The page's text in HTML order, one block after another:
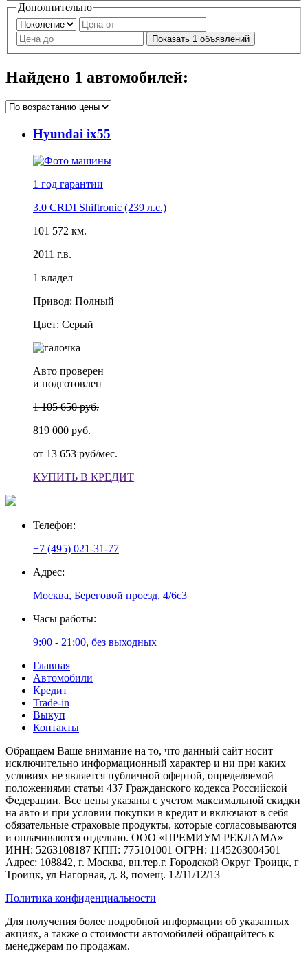
Дополнительно
Показать 1 объявлений
Найдено 1 автомобилей:
Hyundai ix55
1 год гарантии
3.0 CRDI Shiftronic (239 л.с.)
101 572 км.
2011 г.в.
1 владел
Привод: Полный
Цвет: Серый
Авто проверен
и подготовлен
1 105 650 руб.
819 000 руб.
от 13 653 руб/мес.
КУПИТЬ В КРЕДИТ
Телефон:
+7 (495) 021-31-77
Адрес:
Москва, Береговой проезд, 4/6с3
Часы работы:
9:00 - 21:00, без выходных
Главная
Автомобили
Кредит
Trade-in
Выкуп
Контакты
Обращаем Ваше внимание на то, что данный сайт носит
исключительно информационный характер и ни при каких
условиях не является публичной офертой, определяемой
положениями статьи 437 Гражданского кодекса Российской
Федерации. Все цены указаны с учетом максимальной скидки
на авто и при условии покупки в кредит и включают в себя
обязательные страховые продукты, которые согласовываются
и оплачиваются отдельно. ООО «ПРЕМИУМ РЕКЛАМА»
ИНН: 5263108187 КПП: 775101001 ОГРН: 1145263004501
Адрес: 108842, г. Москва, вн.тер.г. Городской Округ Троицк, г
Троицк, ул Нагорная, д. 8, помещ. 12/11/12/13
Политика конфиденциальности
Для получения более подробной информации об указанных
акциях, а также о стоимости автомобилей обращайтесь к
менеджерам по продажам.